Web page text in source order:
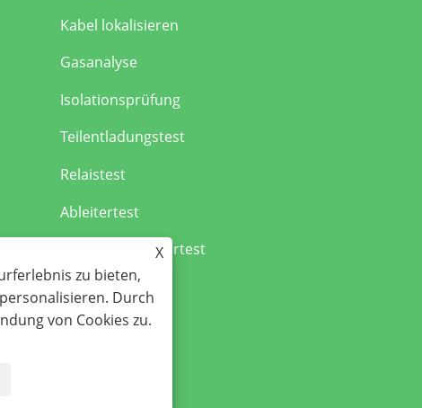
Kabel lokalisieren
Gasanalyse
Isolationsprüfung
Teilentladungstest
Relaistest
Ableitertest
Leistungsschaltertest
X
zu bieten,
Durch
von Cookies zu.